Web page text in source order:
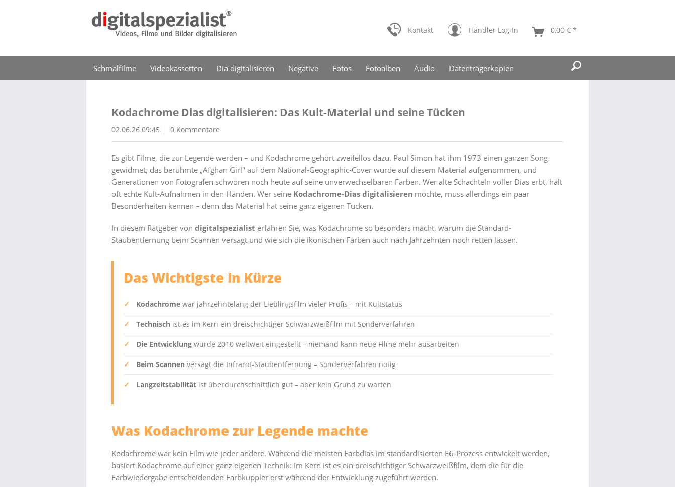
Kontakt Händler Log-In 0,00 € *
Schmalfilme Videokassetten Dia digitalisieren Negative Fotos Fotoalben Audio Datenträgerkopien
Kodachrome Dias digitalisieren: Das Kult-Material und seine Tücken
02.06.26 09:45 0 Kommentare
Es gibt Filme, die zur Legende werden – und Kodachrome gehört zweifellos dazu. Paul Simon hat ihm 1973 einen ganzen Song
gewidmet, das berühmte „Afghan Girl" auf dem National-Geographic-Cover wurde auf diesem Material aufgenommen, und
Generationen von Fotografen schwören noch heute auf seine unverwechselbaren Farben. Wer alte Schachteln voller Dias erbt, hält
oft echte Kult-Aufnahmen in den Händen. Wer seine Kodachrome-Dias digitalisieren möchte, muss allerdings ein paar
Besonderheiten kennen – denn das Material hat seine ganz eigenen Tücken.
In diesem Ratgeber von digitalspezialist erfahren Sie, was Kodachrome so besonders macht, warum die Standard-
Staubentfernung beim Scannen versagt und wie sich die ikonischen Farben auch nach Jahrzehnten noch retten lassen.
Das Wichtigste in Kürze
✓ Kodachrome war jahrzehntelang der Lieblingsfilm vieler Profis – mit Kultstatus
✓ Technisch ist es im Kern ein dreischichtiger Schwarzweißfilm mit Sonderverfahren
✓ Die Entwicklung wurde 2010 weltweit eingestellt – niemand kann neue Filme mehr ausarbeiten
✓ Beim Scannen versagt die Infrarot-Staubentfernung – Sonderverfahren nötig
✓ Langzeitstabilität ist überdurchschnittlich gut – aber kein Grund zu warten
Was Kodachrome zur Legende machte
Kodachrome war kein Film wie jeder andere. Während die meisten Farbdias im standardisierten E6-Prozess entwickelt werden,
basiert Kodachrome auf einer ganz eigenen Technik: Im Kern ist es ein dreischichtiger Schwarzweißfilm, dem die für die
Farbwiedergabe entscheidenden Farbkuppler erst während der Entwicklung zugeführt werden.